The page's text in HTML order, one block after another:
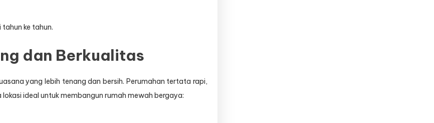
ke tahun.
dan Berkualitas
yang lebih tenang dan bersih. Perumahan tertata rapi,
ideal untuk membangun rumah mewah bergaya: